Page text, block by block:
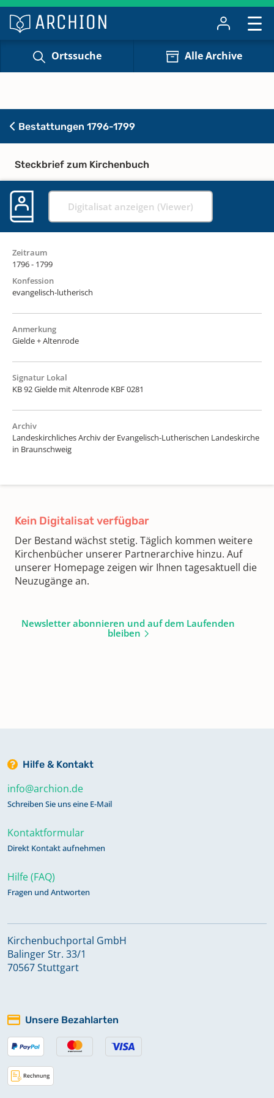
Ortssuche Alle Archive
Bestattungen 1796-1799
Steckbrief zum Kirchenbuch
Digitalisat anzeigen (Viewer)
Zeitraum
1796 - 1799
Konfession
evangelisch-lutherisch
Anmerkung
Gielde + Altenrode
Signatur Lokal
KB 92 Gielde mit Altenrode KBF 0281
Archiv
Landeskirchliches Archiv der Evangelisch-Lutherischen Landeskirche
in Braunschweig
Kein Digitalisat verfügbar
Der Bestand wächst stetig. Täglich kommen weitere
Kirchenbücher unserer Partnerarchive hinzu. Auf
unserer Homepage zeigen wir Ihnen tagesaktuell die
Neuzugänge an.
Newsletter abonnieren und auf dem Laufenden
bleiben
Hilfe & Kontakt
info@archion.de
Schreiben Sie uns eine E-Mail
Kontaktformular
Direkt Kontakt aufnehmen
Hilfe (FAQ)
Fragen und Antworten
Kirchenbuchportal GmbH
Balinger Str. 33/1
70567 Stuttgart
Unsere Bezahlarten